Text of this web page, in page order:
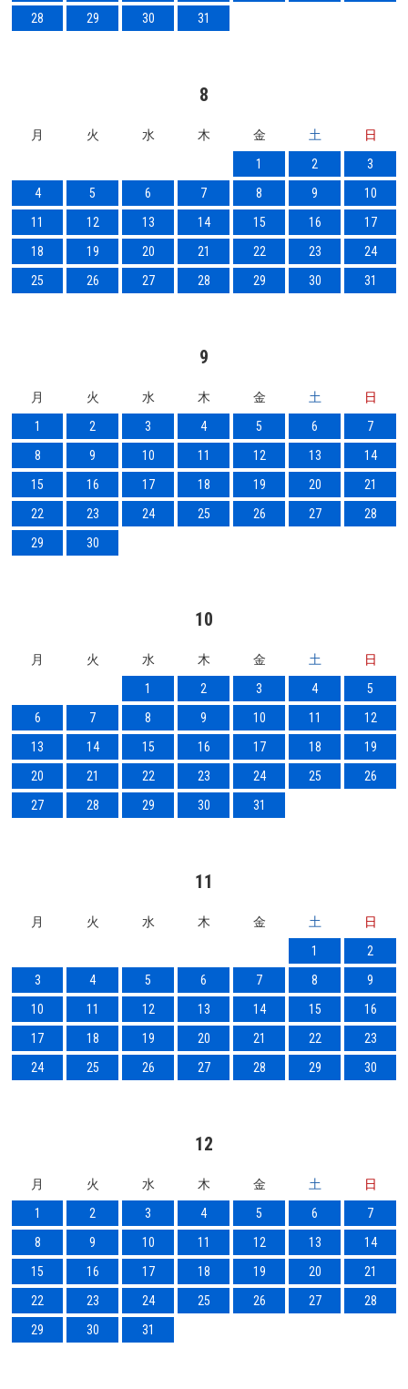
28 29 30 31
8
月 火 水 木 金 土
日
1
2
3
4
5 6 7 8 9
10
11
12 13 14 15 16
17
18
19 20 21 22 23
24
25
26 27 28 29 30 31
9
月 火 水 木 金 土
日
1
2 3 4 5 6
7
8
9 10 11 12 13
14
15
16 17 18 19 20
21
22
23 24 25 26 27
28
29
30
10
月 火 水 木 金 土
日
1
2 3 4
5
6
7 8 9 10 11
12
13
14 15 16 17 18
19
20
21 22 23 24 25
26
27
28 29 30 31
11
月 火 水 木 金 土
日
1
2
3
4 5 6 7 8
9
10
11 12 13 14 15
16
17
18 19 20 21 22
23
24
25 26 27 28 29 30
12
月 火 水 木 金 土
日
1
2 3 4 5 6
7
8
9 10 11 12 13
14
15
16 17 18 19 20
21
22
23 24 25 26 27
28
29
30 31